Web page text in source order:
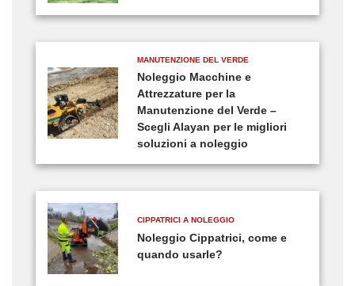
MANUTENZIONE DEL VERDE
Noleggio Macchine e
Attrezzature per la
Manutenzione del Verde –
Scegli Alayan per le migliori
soluzioni a noleggio
CIPPATRICI A NOLEGGIO
Noleggio Cippatrici, come e
quando usarle?